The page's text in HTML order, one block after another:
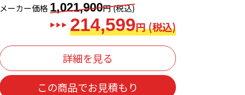
メーカー価格 1,021,900円 (税込)
214,599円 (税込)
詳細を見る
この商品でお見積もり